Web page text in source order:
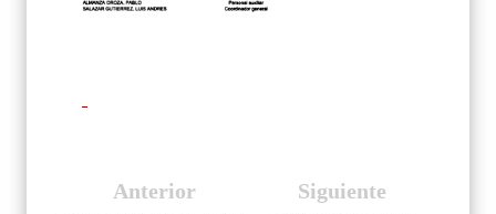
Siguiente
Anterior